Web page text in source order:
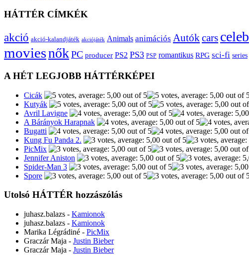
HÁTTÉR CÍMKÉK
akció akció-kalandjáték akciójáték Animals animációs Autókcars celeb
moviesnőkPC producer PS2 PS3 PSP romantikus RPG sci-fi series
A HÉT LEGJOBB HÁTTÉRKÉPEI
Cicák
Kutyák
Avril Lavigne
A Bárányok Harapnak
Bugatti
Kung Fu Panda 2.
PicMix
Jennifer Aniston
Spider-Man 3
Spore
Utolsó HÁTTÉR hozzászólás
juhasz.balazs - Kamionok
juhasz.balazs - Kamionok
Marika Légrádiné - PicMix
Graczár Maja - Justin Bieber
Graczár Maja - Justin Bieber